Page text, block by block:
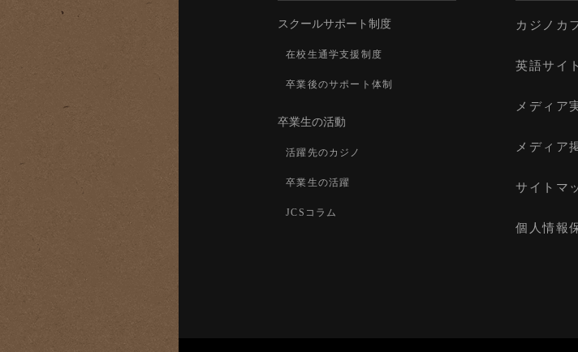
スクールサポート制度
在校生通学支援制度
卒業後のサポート体制
卒業生の活動
活躍先のカジノ
卒業生の活躍
JCSコラム
カジノカ
英語サイト
メディア
メディア
サイトマ
個人情報